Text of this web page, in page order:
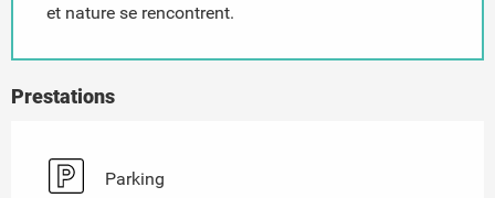
et nature se rencontrent.
Prestations
Parking